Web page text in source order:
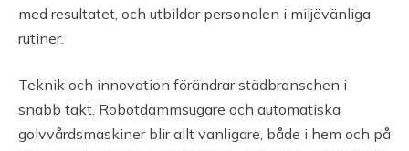
med resultatet, och utbildar personalen i miljövänliga
rutiner.
Teknik och innovation förändrar städbranschen i
snabb takt. Robotdammsugare och automatiska
golvvårdsmaskiner blir allt vanligare, både i hem och på